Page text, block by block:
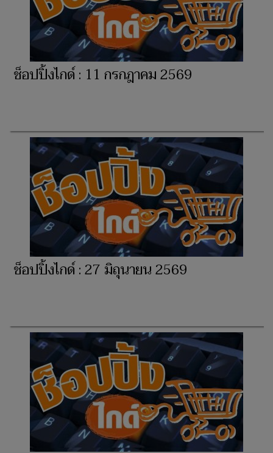
ช็อปปิ้งไกด์ : 11 กรกฎาคม 2569
ช็อปปิ้งไกด์ : 27 มิถุนายน 2569